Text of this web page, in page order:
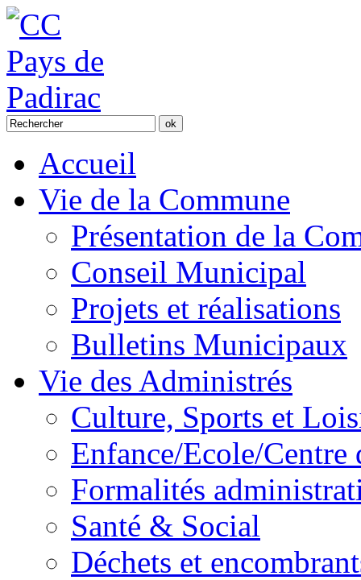
Accueil
Vie de la Commune
Présentation de la
Conseil Municipal
Projets et réalisations
Bulletins Municipaux
Vie des Administrés
Culture, Sports et
Enfance/Ecole/Centre
Formalités
Santé & Social
Déchets et